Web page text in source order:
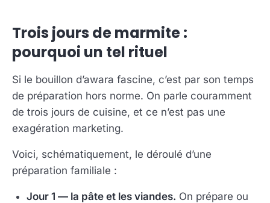
Trois jours de marmite :
pourquoi un tel rituel
Si le bouillon d’awara fascine, c’est par son temps
de préparation hors norme. On parle couramment
de trois jours de cuisine, et ce n’est pas une
exagération marketing.
Voici, schématiquement, le déroulé d’une
préparation familiale :
Jour 1 — la pâte et les viandes. On prépare ou